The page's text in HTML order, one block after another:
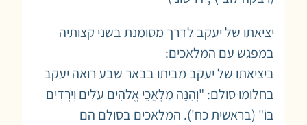
יציאתו של יעקב לדרך מסומנת בשני קצותיה
במפגש עם המלאכים:
ביציאתו של יעקב מביתו בבאר שבע רואה יעקב
בחלומו סולם: "וְהִנֵּה מַלְאֲכֵי אֱלֹהִים עֹלִים וְיֹרְדִים
בּוֹ" (בראשית כח'). המלאכים בסולם הם